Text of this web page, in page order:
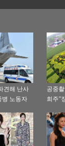
견해 난사
병 노동자
공중
희주”